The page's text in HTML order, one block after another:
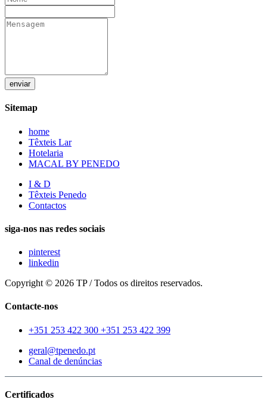
enviar
Sitemap
home
Têxteis Lar
Hotelaria
MACAL BY PENEDO
I & D
Têxteis Penedo
Contactos
siga-nos nas redes sociais
pinterest
linkedin
Copyright © 2026 TP / Todos os direitos reservados.
Contacte-nos
+351 253 422 300 +351 253 422 399
geral@tpenedo.pt
Canal de denúncias
Certificados